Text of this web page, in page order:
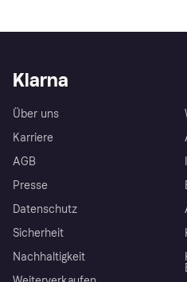
Klarna
Über uns
Karriere
AGB
Presse
Datenschutz
Sicherheit
Nachhaltigkeit